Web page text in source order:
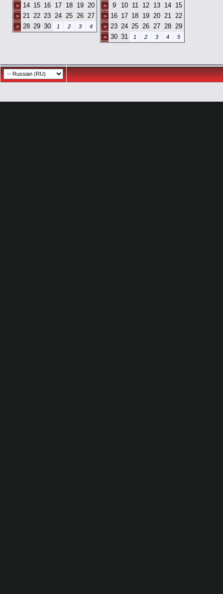
> 14 15 16 17 18 19 20
> 21 22 23 24 25 26 27
> 28 29 30 1 2 3 4
> 9 10 11 12 13 14 15
> 16 17 18 19 20 21 22
> 23 24 25 26 27 28 29
> 30 31 1 2 3 4 5